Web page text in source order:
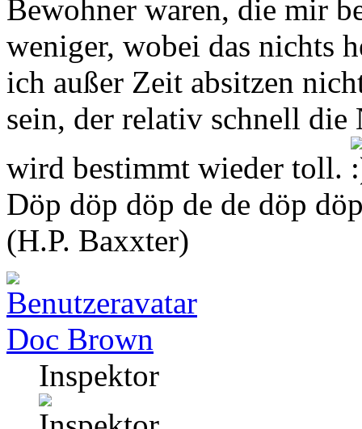
Bewohner waren, die mir
weniger, wobei das nichts
ich außer Zeit absitzen
sein, der relativ schnell die
wird bestimmt wieder toll.
Döp döp döp de de döp
(H.P. Baxxter)
Doc Brown
Inspektor